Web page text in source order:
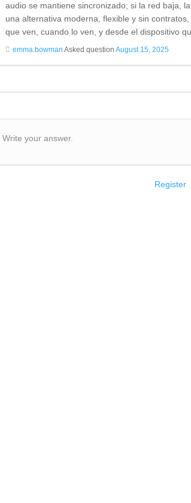
audio se mantiene sincronizado; si la red baja,
una alternativa moderna, flexible y sin
que ven, cuando lo ven, y desde el dispositivo
emma.bowman Asked questionAugust 15, 2025
Write your answer.
Register